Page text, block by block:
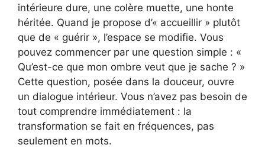
intérieure dure, une colère muette, une honte
héritée. Quand je propose d’« accueillir » plutôt
que de « guérir », l’espace se modifie. Vous
pouvez commencer par une question simple : «
Qu’est-ce que mon ombre veut que je sache ? »
Cette question, posée dans la douceur, ouvre
un dialogue intérieur. Vous n’avez pas besoin de
tout comprendre immédiatement : la
transformation se fait en fréquences, pas
seulement en mots.